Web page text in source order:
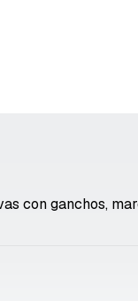
con ganchos,